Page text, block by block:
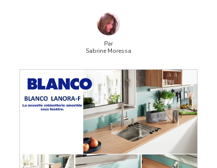
Par
Sabrine Moressa